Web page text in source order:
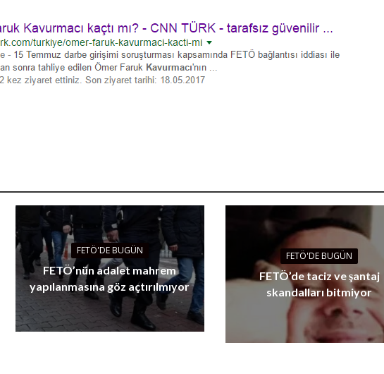
FETÖ'DE BUGÜN
FETÖ’nün adalet mahrem
yapılanmasına göz açtırılmıyor
FETÖ'DE BUGÜN
FETÖ’de taciz ve şantaj
skandalları bitmiyor